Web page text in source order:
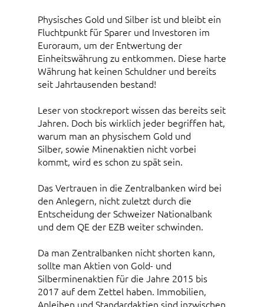
Physisches Gold und Silber ist und bleibt ein
Fluchtpunkt für Sparer und Investoren im
Euroraum, um der Entwertung der
Einheitswährung zu entkommen. Diese harte
Währung hat keinen Schuldner und bereits
seit Jahrtausenden bestand!
Leser von stockreport wissen das bereits seit
Jahren. Doch bis wirklich jeder begriffen hat,
warum man an physischem Gold und
Silber, sowie Minenaktien nicht vorbei
kommt, wird es schon zu spät sein.
Das Vertrauen in die Zentralbanken wird bei
den Anlegern, nicht zuletzt durch die
Entscheidung der Schweizer Nationalbank
und dem QE der EZB weiter schwinden.
Da man Zentralbanken nicht shorten kann,
sollte man Aktien von Gold- und
Silberminenaktien für die Jahre 2015 bis
2017 auf dem Zettel haben. Immobilien,
Anleihen und Standardaktien sind inzwischen